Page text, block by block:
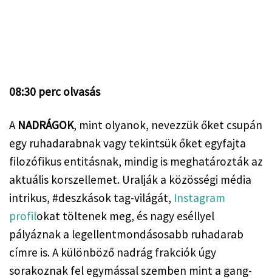
08:30 perc olvasás
A NADRÁGOK, mint olyanok, nevezzük őket csupán
egy ruhadarabnak vagy tekintsük őket egyfajta
filozófikus entitásnak, mindig is meghatározták az
aktuális korszellemet. Uralják a közösségi média
intrikus, #deszkások tag-világát, Instagram
profilokat töltenek meg, és nagy eséllyel
pályáznak a legellentmondásosabb ruhadarab
címre is. A különböző nadrág frakciók úgy
sorakoznak fel egymással szemben mint a gang-